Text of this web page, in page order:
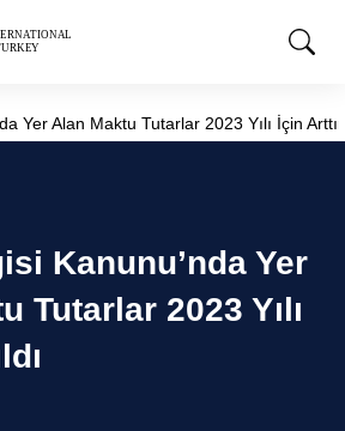
Yer Alan Maktu Tutarlar 2023 Yılı İçin
Kanunu’nda Yer
Tutarlar 2023 Yılı